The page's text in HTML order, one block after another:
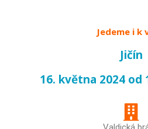
Jedeme i k
Jičín
16. května 2024 od